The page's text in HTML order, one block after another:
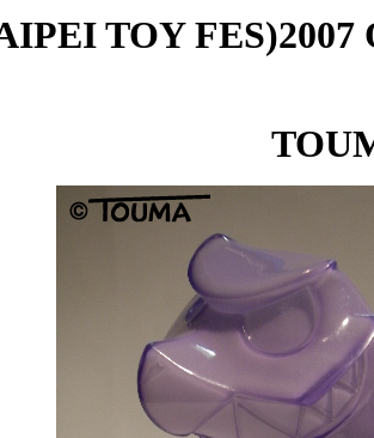
TOY FES)2007